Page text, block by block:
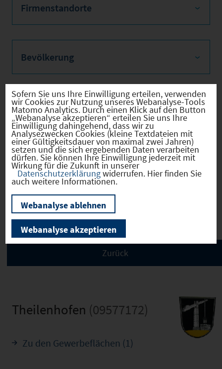
Firmenstandorte
Bevölkerung
Sozialvers. Beschäftigte
Verkehrsinfrastruktur
Kommunale Infrastruktur
Theilenhofen (09577172)
Zu den Gewerbeflächen (1)
Sofern Sie uns Ihre Einwilligung erteilen, verwenden
wir Cookies zur Nutzung unseres Webanalyse-Tools
Matomo Analytics. Durch einen Klick auf den Button
„Webanalyse akzeptieren“ erteilen Sie uns Ihre
Einwilligung dahingehend, dass wir zu
Analysezwecken Cookies (kleine Textdateien mit
einer Gültigkeitsdauer von maximal zwei Jahren)
setzen und die sich ergebenden Daten verarbeiten
dürfen. Sie können Ihre Einwilligung jederzeit mit
Wirkung für die Zukunft in unserer
Datenschutzerklärungwiderrufen. Hier finden Sie
auch weitere Informationen.
Webanalyse ablehnen
Webanalyse akzeptieren